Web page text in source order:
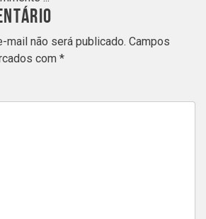
mail não será publicado. Campos
com *